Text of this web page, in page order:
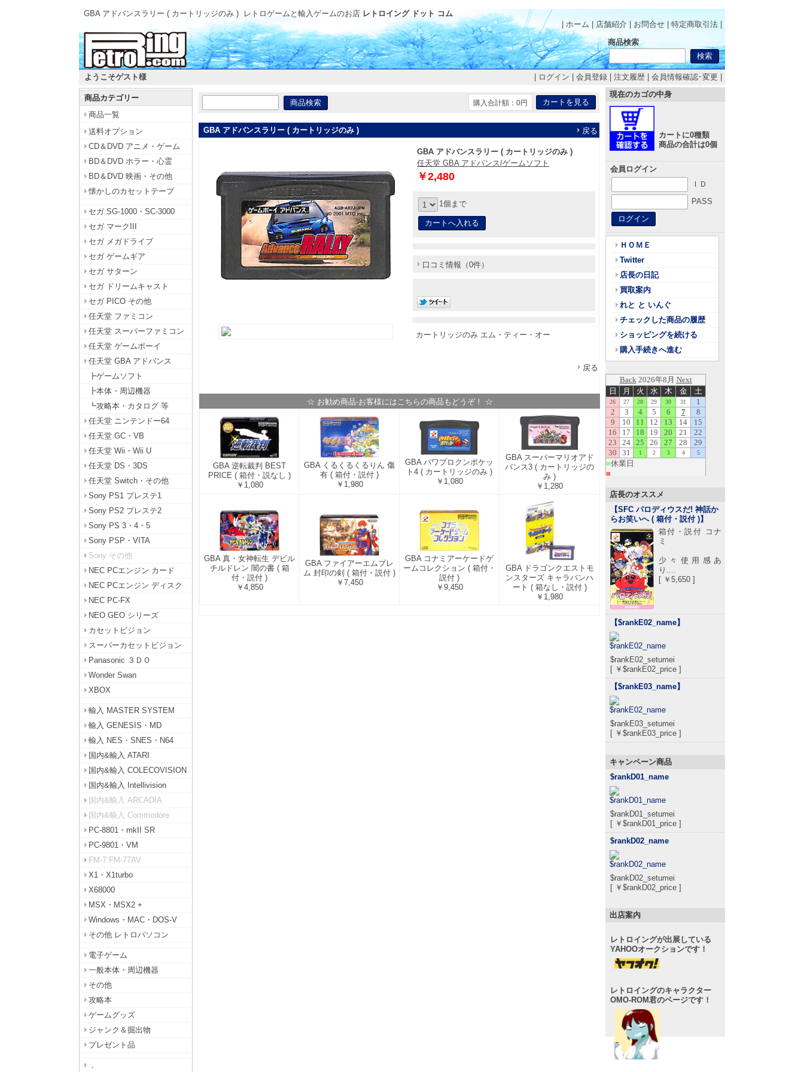
GBA アドバンスラリー ( カートリッジのみ ) レトロゲームと輸入ゲームのお店 レトロイング ドット コム
| ホーム
店舗紹介 お問合せ 特定商取引法
商品検索
ようこそゲスト様 ログイン 会員登録 注文履歴 会員情報確認･変更
商品カテゴリー
商品一覧
送料オプション
CD＆DVD アニメ・ゲーム
BD＆DVD ホラー・心霊
BD＆DVD 映画・その他
懐かしのカセットテープ
セガ SG-1000・SC-3000
セガ マークIII
セガ メガドライブ
セガ ゲームギア
セガ サターン
セガ ドリームキャスト
セガ PICO その他
任天堂 ファミコン
任天堂 スーパーファミコン
任天堂 ゲームボーイ
任天堂 GBA アドバンス
┣ゲームソフト
┣本体・周辺機器
┗攻略本・カタログ 等
任天堂 ニンテンドー64
任天堂 GC・VB
任天堂 Wii・Wii U
任天堂 DS・3DS
任天堂 Switch・その他
Sony PS1 プレステ1
Sony PS2 プレステ2
Sony PS 3・4・5
Sony PSP・VITA
Sony その他
NEC PCエンジン カード
NEC PCエンジン ディスク
NEC PC-FX
NEO GEO シリーズ
カセットビジョン
スーパーカセットビジョン
Panasonic ３ＤＯ
Wonder Swan
XBOX
輸入 MASTER SYSTEM
輸入 GENESIS・MD
輸入 NES・SNES・N64
国内&輸入 ATARI
国内&輸入 COLECOVISION
国内&輸入 Intellivision
国内&輸入 ARCADIA
国内&輸入 Commodore
PC-8801・mkII SR
PC-9801・VM
FM-7 FM-77AV
X1・X1turbo
X68000
MSX・MSX2 +
Windows・MAC・DOS-V
その他 レトロパソコン
電子ゲーム
一般本体・周辺機器
その他
攻略本
ゲームグッズ
ジャンク＆掘出物
プレゼント品
．
購入合計額：0円
GBA アドバンスラリー ( カートリッジのみ ) 戻る
GBA アドバンスラリー ( カートリッジのみ )
任天堂 GBA アドバンス/ゲームソフト
￥2,480
1個まで
口コミ情報（0件）
カートリッジのみ エム・ティー・オー
戻る
☆ お勧め商品-お客様にはこちらの商品もどうぞ！ ☆
GBA 逆転裁判 BEST
PRICE ( 箱付・説なし )
￥1,080
GBA くるくるくるりん 傷
有 ( 箱付・説付 )
￥1,980
GBA パワプロクンポケッ
ト4 ( カートリッジのみ )
￥1,080
GBA スーパーマリオアド
バンス3 ( カートリッジの
み )
￥1,280
GBA 真・女神転生 デビル
チルドレン 闇の書 ( 箱
付・説付 )
￥4,850
GBA ファイアーエムブレ
ム 封印の剣 ( 箱付・説付 )
￥7,450
GBA コナミアーケードゲ
ームコレクション ( 箱付・
説付 )
￥9,450
GBA ドラゴンクエストモ
ンスターズ キャラバンハ
ート ( 箱なし・説付 )
￥1,980
現在のカゴの中身
カートに0種類
商品の合計は0個
会員ログイン
ＩＤ
PASS
ＨＯＭＥ
Twitter
店長の日記
買取案内
れと と いんぐ
チェックした商品の履歴
ショッピングを続ける
購入手続きへ進む
店長のオススメ
【SFC パロディウスだ! 神話か
らお笑いへ ( 箱付・説付 )】
箱付・説付 コナ
ミ
少々使用感あ
り....
[ ￥5,650 ]
【$rankE02_name】
$rankE02_setumei
[ ￥$rankE02_price ]
【$rankE03_name】
$rankE03_setumei
[ ￥$rankE03_price ]
キャンペーン商品
$rankD01_name
$rankD01_setumei
[ ￥$rankD01_price ]
$rankD02_name
$rankD02_setumei
[ ￥$rankD02_price ]
出店案内
レトロイングが出展している
YAHOOオークションです！
レトロイングのキャラクター
OMO-ROM君のページです！